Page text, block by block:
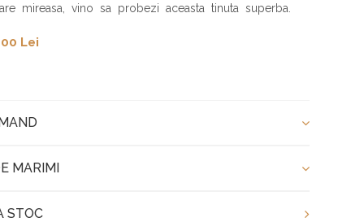
mireasa, vino sa probezi aceasta tinuta superba.
Lei
MARIMI
STOC